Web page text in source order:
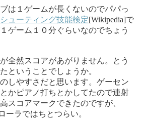
は１ゲームが長くないのでパパっ
シューティング技能検定[Wikipedia]で
ゲーム１０分ぐらいなのでちょう
全然スコアがあがりません。とう
ということでしょうか。
しやすさだと思います。ゲーセン
かピアノ打ちとかしてたので連射
スコアマークできたのですが、
ーラではちとつらい。